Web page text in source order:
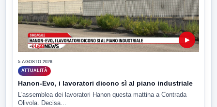
▶
5 AGOSTO 2026
ATTUALITÀ
Hanon-Evo, i lavoratori dicono sì al piano industriale
L'assemblea dei lavoratori Hanon questa mattina a Contrada
Olivola. Decisa...